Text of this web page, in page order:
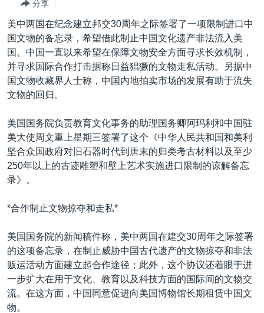
容
跳
转
导
转
到
检
索
港澳
国际
最新国际新闻
印太
中东
非洲
美洲
全球议题
分类新闻
经济·金融·贸易
人权·法律·宗教
军事
劳工
环境
美中关系
热点专题
国会报道
美中关系
美国建国250周年
重要讲话与声明
台海两岸关系
南中国海争端
VOA今日焦点
中文广播
其他语言网站
分享
美中两国在纪念建立邦交30周年之际签署了一项限制进口中
国文物的备忘录，希望借此制止中国文化遗产非法流入美
国。中国一直以来希望在保障文物安全方面寻求长效机制，
并寻求国际合作打击据称日益猖獗的文物走私活动。另据中
国文物收藏界人士称，中国内地拍卖市场的发展有助于流失
文物的回归。
美国国务院负责教育文化事务的助理国务卿阿玛利和中国驻
美大使周文重上星期三签署了这个《中华人民共和国和美利
坚合众国政府对旧石器时代到唐末的归类考古材料以及至少
250年以上的古迹雕塑和壁上艺术实施进口限制的谅解备忘
录》。
*合作制止文物掠夺和走私*
美国国务院的新闻稿件称，美中两国在建交30周年之际签署
的这项备忘录，在制止威胁中国古代遗产的文物掠夺和非法
贩运活动方面建立起合作途径；此外，这个协议还着眼于进
一步扩大在用于文化、教育以及科技方面的国际间的文物交
流。在这方面，中国同意促进向美国博物馆长期租赁中国文
物。